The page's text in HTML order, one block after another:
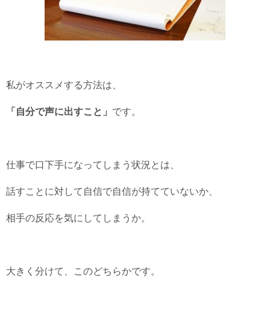
私がオススメする方法は、
「自分で声に出すこと」 です。
仕事で口下手になってしまう状況とは、
話すことに対して自信で自信が持てていないか、
相手の反応を気にしてしまうか。
大きく分けて、このどちらかです。